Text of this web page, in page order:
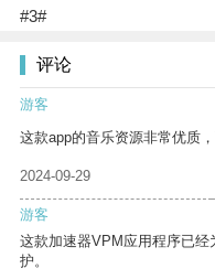
#3#
评论
游客
这款app的音乐资源非常优质
2024-09-29
游客
这款加速器VPM应用程序已
护。